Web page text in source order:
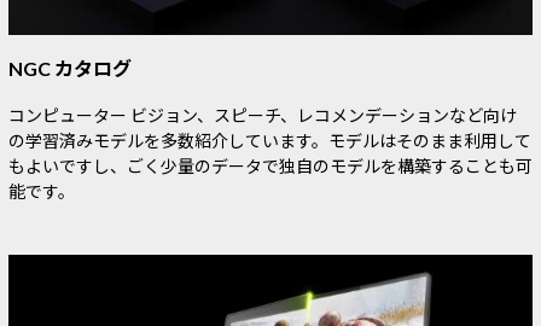
NGC カタログ
コンピューター ビジョン、スピーチ、レコメンデーションなど向け
の学習済みモデルを多数紹介しています。モデルはそのまま利用して
もよいですし、ごく少量のデータで独自のモデルを構築することも可
能です。